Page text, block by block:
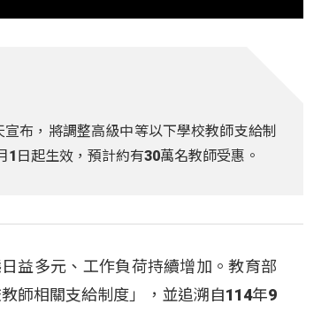
布，將調整高級中等以下學校教師支給制
日起生效，預計約有30萬名教師受惠。
益多元、工作負荷持續增加。教育部
師相關支給制度」，並追溯自114年9